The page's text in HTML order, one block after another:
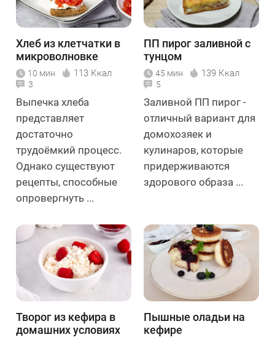
Хлеб из клетчатки в
микроволновке
10 мин 113 Ккал
3
Выпечка хлеба
представляет
достаточно
трудоёмкий процесс.
Однако существуют
рецепты, способные
опровергнуть ...
ПП пирог заливной с
тунцом
45 мин 139 Ккал
5
Заливной ПП пирог -
отличный вариант для
домохозяек и
кулинаров, которые
придерживаются
здорового образа ...
Творог из кефира в
домашних условиях
Пышные оладьи на
кефире